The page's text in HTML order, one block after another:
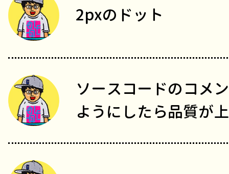
2pxのドット
ソースコードのコメ
ようにしたら品質が